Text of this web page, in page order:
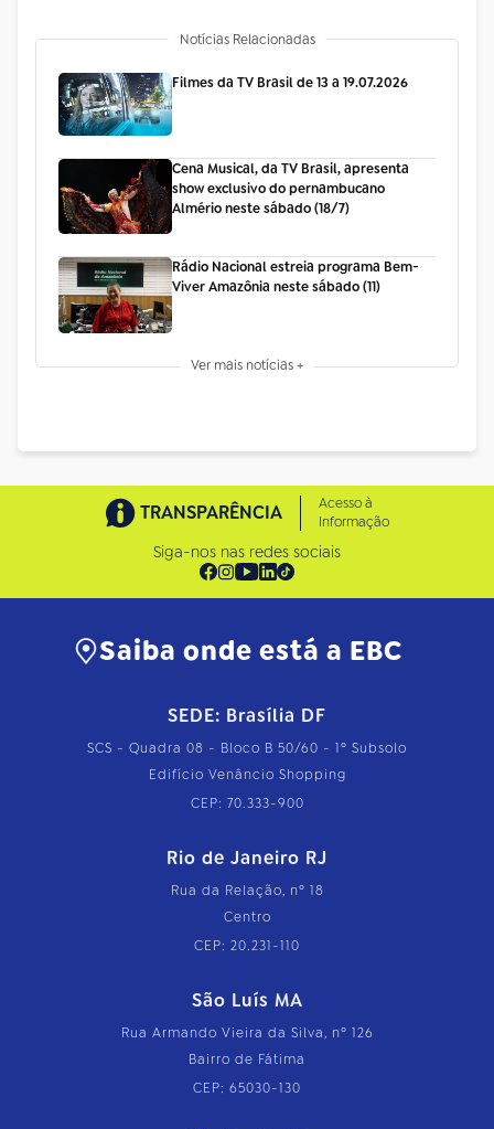
Notícias Relacionadas
Filmes da TV Brasil de 13 a 19.07.2026
Cena Musical, da TV Brasil, apresenta
show exclusivo do pernambucano
Almério neste sábado (18/7)
Rádio Nacional estreia programa Bem-
Viver Amazônia neste sábado (11)
Ver mais notícias +
TRANSPARÊNCIA
Acesso à
Informação
Siga-nos nas redes sociais
Saiba onde está a EBC
SEDE: Brasília DF
SCS - Quadra 08 - Bloco B 50/60 - 1º Subsolo
Edifício Venâncio Shopping
CEP: 70.333-900
Rio de Janeiro RJ
Rua da Relação, nº 18
Centro
CEP: 20.231-110
São Luís MA
Rua Armando Vieira da Silva, nº 126
Bairro de Fátima
CEP: 65030-130